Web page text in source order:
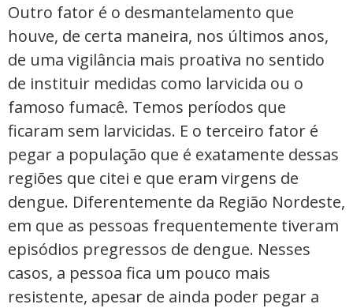
Outro fator é o desmantelamento que
houve, de certa maneira, nos últimos anos,
de uma vigilância mais proativa no sentido
de instituir medidas como larvicida ou o
famoso fumacê. Temos períodos que
ficaram sem larvicidas. E o terceiro fator é
pegar a população que é exatamente dessas
regiões que citei e que eram virgens de
dengue. Diferentemente da Região Nordeste,
em que as pessoas frequentemente tiveram
episódios pregressos de dengue. Nesses
casos, a pessoa fica um pouco mais
resistente, apesar de ainda poder pegar a